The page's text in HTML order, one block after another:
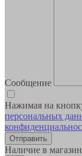
Сообщение
Нажимая на
персональных
Наличие в